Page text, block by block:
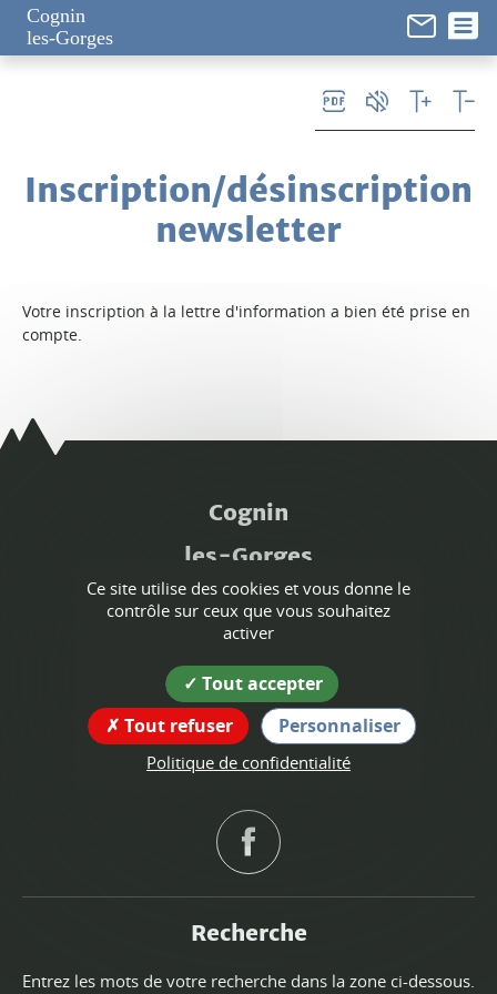
Cognin
les-Gorges
Inscription/désinscription
newsletter
Votre inscription à la lettre d'information a bien été prise en
compte.
Cognin
les-Gorges
Coordonnées
de la mairie
103 rue du 29-Janvier-1944
38470 Cognin-les-Gorges
tél : 04 76 38 31 31
Suivez nous !
Recherche
Entrez les mots de votre recherche dans la zone ci-dessous.
Panneau de gestion des cookies
Ce site utilise des cookies et vous donne le
contrôle sur ceux que vous souhaitez
activer
Tout accepter
Tout refuser
Personnaliser
Politique de confidentialité